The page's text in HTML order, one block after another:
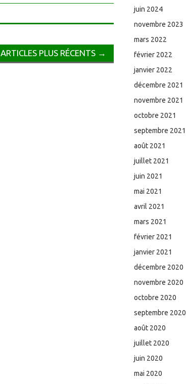
ARTICLES PLUS RÉCENTS →
juin 2024
novembre 2023
mars 2022
février 2022
janvier 2022
décembre 2021
novembre 2021
octobre 2021
septembre 2021
août 2021
juillet 2021
juin 2021
mai 2021
avril 2021
mars 2021
février 2021
janvier 2021
décembre 2020
novembre 2020
octobre 2020
septembre 2020
août 2020
juillet 2020
juin 2020
mai 2020